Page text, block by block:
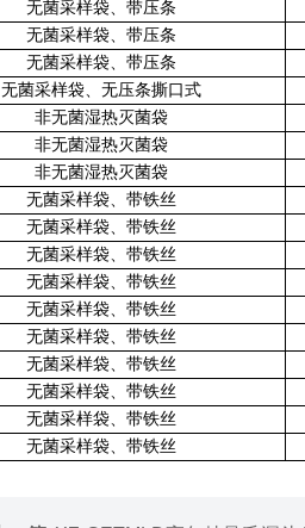
无菌采样袋、带压条
无菌采样袋、带压条
无菌采样袋、带压条
无菌采样袋、无压条撕口式
非无菌湿热灭菌袋
非无菌湿热灭菌袋
非无菌湿热灭菌袋
无菌采样袋、带铁丝
无菌采样袋、带铁丝
无菌采样袋、带铁丝
无菌采样袋、带铁丝
无菌采样袋、带铁丝
无菌采样袋、带铁丝
无菌采样袋、带铁丝
无菌采样袋、带铁丝
无菌采样袋、带铁丝
无菌采样袋、带铁丝